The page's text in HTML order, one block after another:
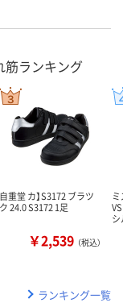
筋ランキング
自重堂 カ】S3172 ブラツ
ク 24.0 S3172 1足
￥2,539 （税込）
ランキング一覧